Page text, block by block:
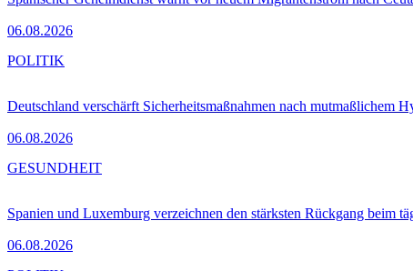
06.08.2026
Deutschland verschärft Sicherheitsmaßnahmen nach mutmaßlichem
06.08.2026
POLITIK
Spanien und Luxemburg verzeichnen den stärksten Rückgang beim
06.08.2026
GESUNDHEIT